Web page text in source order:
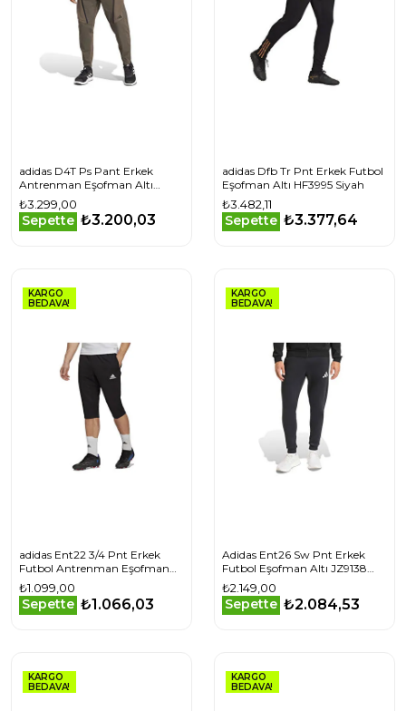
adidas D4T Ps Pant Erkek
Antrenman Eşofman Altı
IN5619 Haki
₺3.299,00
Sepette ₺3.200,03
adidas Dfb Tr Pnt Erkek Futbol
Eşofman Altı HF3995 Siyah
₺3.482,11
Sepette ₺3.377,64
KARGO
BEDAVA!
adidas Ent22 3/4 Pnt Erkek
Futbol Antrenman Eşofman
Altı HB0576 Siyah
₺1.099,00
Sepette ₺1.066,03
KARGO
BEDAVA!
Adidas Ent26 Sw Pnt Erkek
Futbol Eşofman Altı JZ9138
Siyah
₺2.149,00
Sepette ₺2.084,53
KARGO
BEDAVA!
KARGO
BEDAVA!